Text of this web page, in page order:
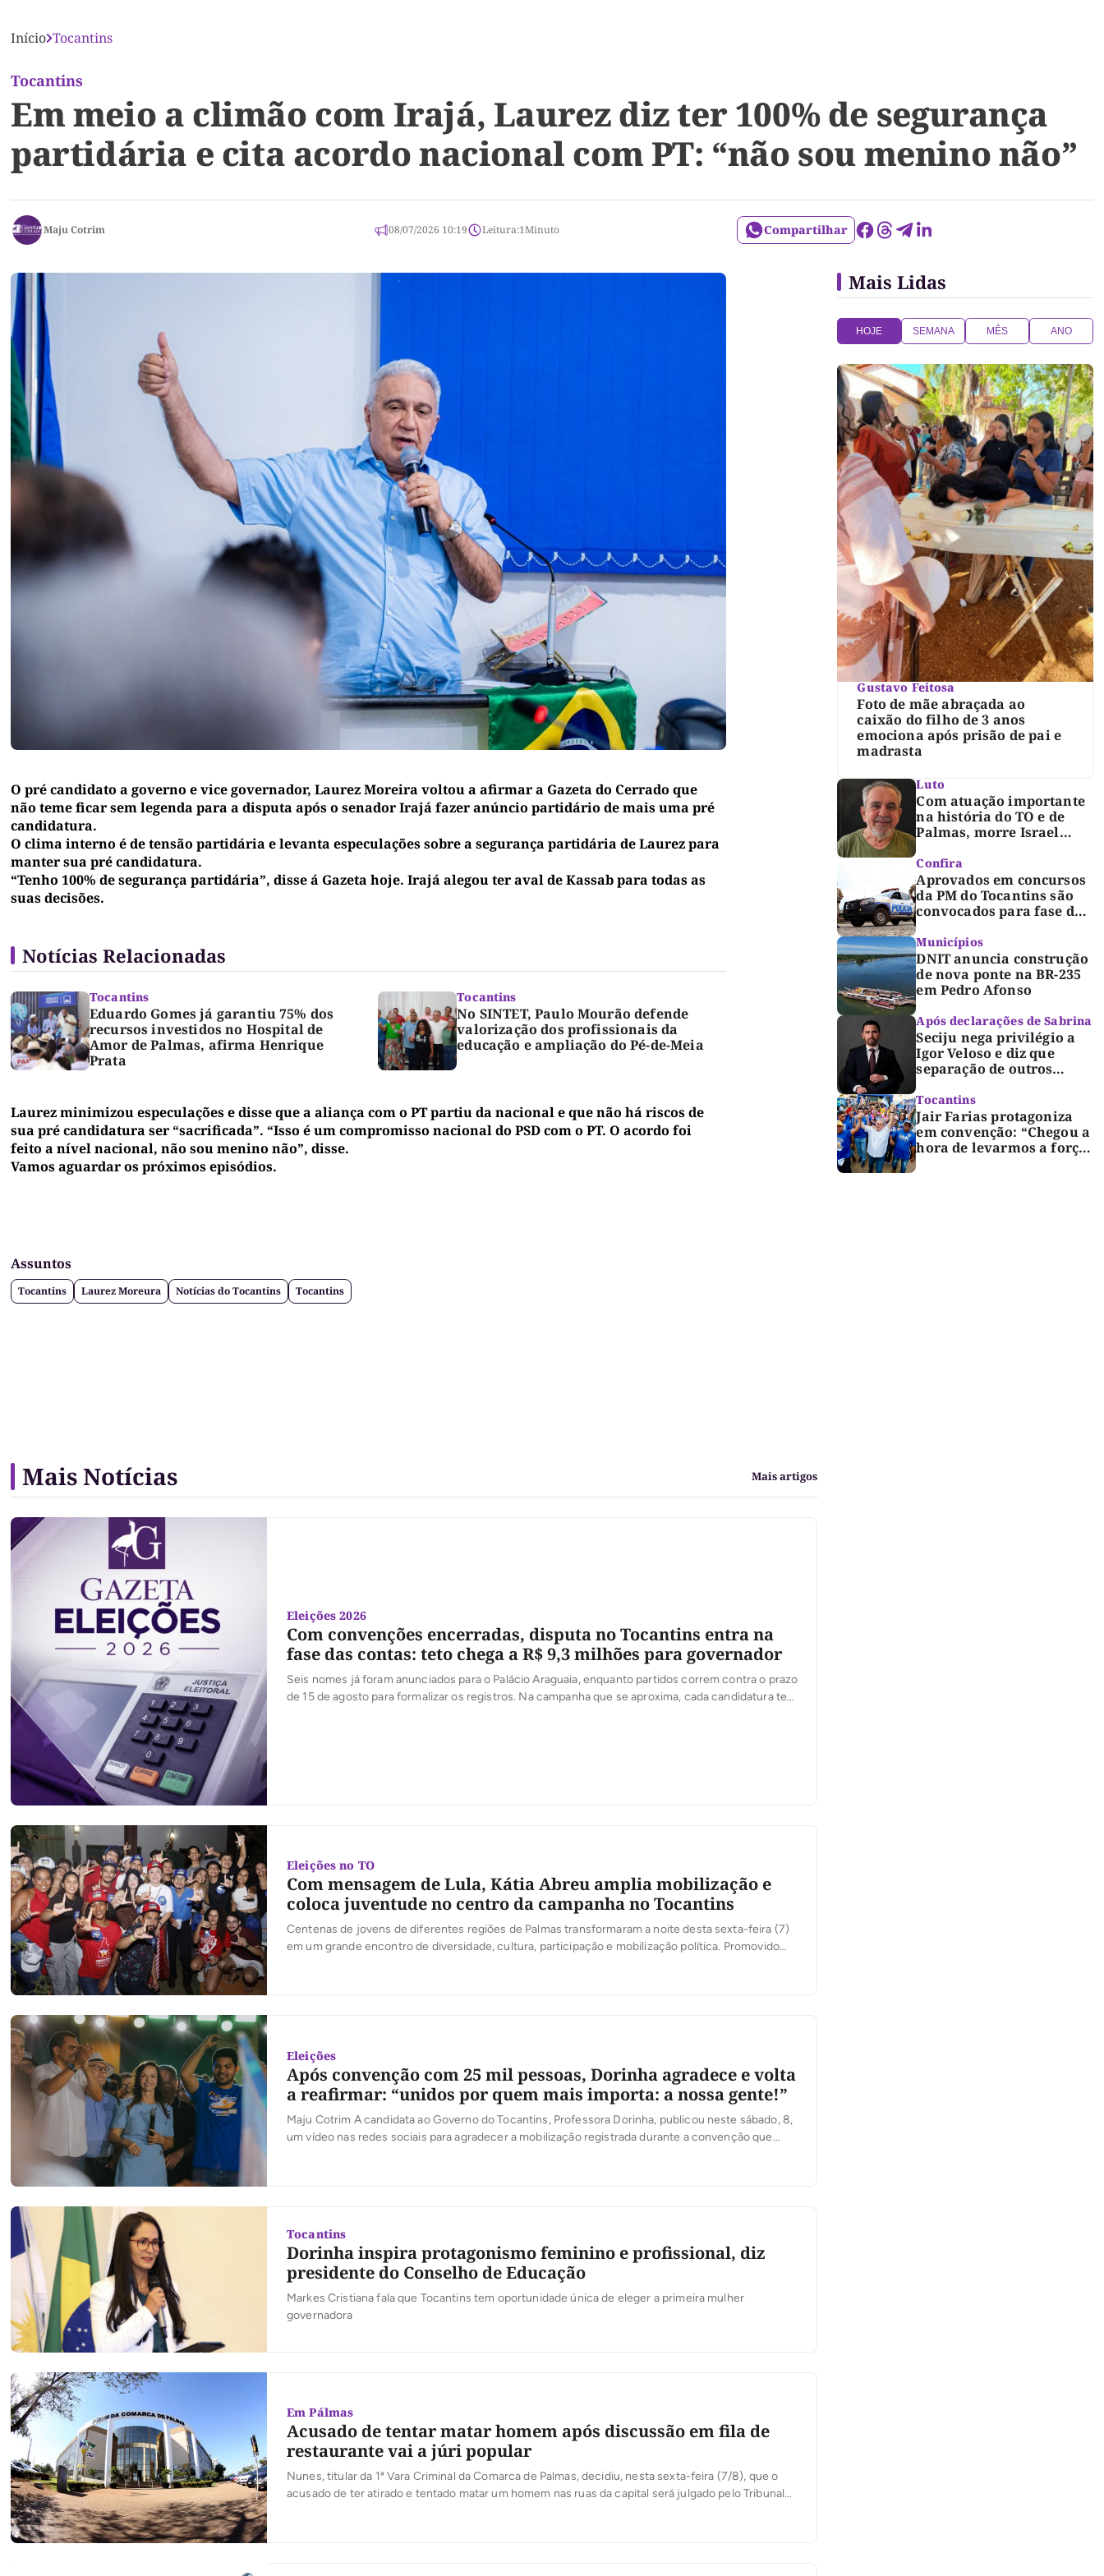
Início Tocantins
Tocantins
Em meio a climão com Irajá, Laurez diz ter 100% de segurança
partidária e cita acordo nacional com PT: “não sou menino não”
Maju Cotrim 08/07/2026 10:19 Leitura:1Minuto Compartilhar
O pré candidato a governo e vice governador, Laurez Moreira voltou a afirmar a Gazeta do Cerrado que
não teme ficar sem legenda para a disputa após o senador Irajá fazer anúncio partidário de mais uma pré
candidatura.
O clima interno é de tensão partidária e levanta especulações sobre a segurança partidária de Laurez para
manter sua pré candidatura.
“Tenho 100% de segurança partidária”, disse á Gazeta hoje. Irajá alegou ter aval de Kassab para todas as
suas decisões.
Notícias Relacionadas
Tocantins
Eduardo Gomes já garantiu 75% dos
recursos investidos no Hospital de
Amor de Palmas, afirma Henrique
Prata
Tocantins
No SINTET, Paulo Mourão defende
valorização dos profissionais da
educação e ampliação do Pé-de-Meia
Laurez minimizou especulações e disse que a aliança com o PT partiu da nacional e que não há riscos de
sua pré candidatura ser “sacrificada”. “Isso é um compromisso nacional do PSD com o PT. O acordo foi
feito a nível nacional, não sou menino não”, disse.
Vamos aguardar os próximos episódios.
Assuntos
Tocantins Laurez Moreura Notícias do Tocantins Tocantins
Mais Lidas
HOJE SEMANA MÊS ANO
Gustavo Feitosa
Foto de mãe abraçada ao
caixão do filho de 3 anos
emociona após prisão de pai e
madrasta
Luto
Com atuação importante
na história do TO e de
Palmas, morre Israel
luto oficial de três dias
Confira
Aprovados em concursos
da PM do Tocantins são
convocados para fase de
Municípios
DNIT anuncia construção
de nova ponte na BR-235
em Pedro Afonso
Após declarações de Sabrina
Seciju nega privilégio a
Igor Veloso e diz que
separação de outros
segurança
Tocantins
Jair Farias protagoniza
em convenção: “Chegou a
hora de levarmos a força
Mais Notícias Mais artigos
Eleições 2026
Com convenções encerradas, disputa no Tocantins entra na
fase das contas: teto chega a R$ 9,3 milhões para governador
Seis nomes já foram anunciados para o Palácio Araguaia, enquanto partidos correm contra o prazo
de 15 de agosto para formalizar os registros. Na campanha que se aproxima, cada candidatura terá
Eleições no TO
Com mensagem de Lula, Kátia Abreu amplia mobilização e
coloca juventude no centro da campanha no Tocantins
Centenas de jovens de diferentes regiões de Palmas transformaram a noite desta sexta-feira (7)
em um grande encontro de diversidade, cultura, participação e mobilização política. Promovido
Eleições
Após convenção com 25 mil pessoas, Dorinha agradece e volta
a reafirmar: “unidos por quem mais importa: a nossa gente!”
Maju Cotrim A candidata ao Governo do Tocantins, Professora Dorinha, publicou neste sábado, 8,
um vídeo nas redes sociais para agradecer a mobilização registrada durante a convenção que
Tocantins
Dorinha inspira protagonismo feminino e profissional, diz
presidente do Conselho de Educação
Markes Cristiana fala que Tocantins tem oportunidade única de eleger a primeira mulher
governadora
Em Pálmas
Acusado de tentar matar homem após discussão em fila de
restaurante vai a júri popular
Nunes, titular da 1ª Vara Criminal da Comarca de Palmas, decidiu, nesta sexta-feira (7/8), que o
acusado de ter atirado e tentado matar um homem nas ruas da capital será julgado pelo Tribunal